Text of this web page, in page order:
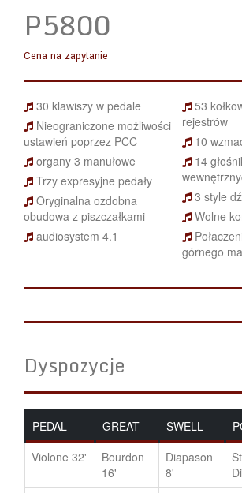
P5800
Cena na zapytanie
30 klawiszy w pedale
Nieograniczone możliwości
ustawień poprzez PCC
organy 3 manułowe
Trzy expresyjne pedały
Oryginalna ozdobna
obudowa z piszczałkami
audiosystem 4.1
53 kołkowe
rejestrów
10
14
3 style
Wolne
górnego
Dyspozycje
PEDAL GREAT SWELL
Violone 32'
Bourdon
16'
Diapason
8'